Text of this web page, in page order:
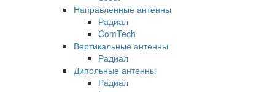
Направленные антенны
Радиал
ComTech
Вертикальные антенны
Радиал
Дипольные антенны
Радиал